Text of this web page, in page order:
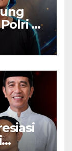
di
Nilai